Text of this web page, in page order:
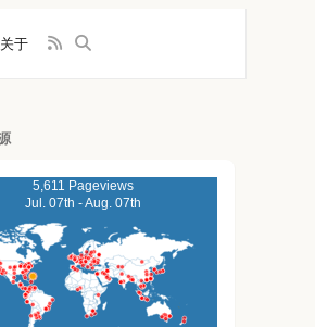
关于
5,611 Pageviews
Jul. 07th - Aug. 07th